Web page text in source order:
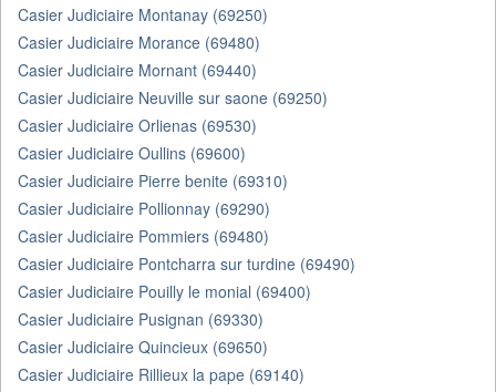
Casier Judiciaire Montanay (69250)
Casier Judiciaire Morance (69480)
Casier Judiciaire Mornant (69440)
Casier Judiciaire Neuville sur saone (69250)
Casier Judiciaire Orlienas (69530)
Casier Judiciaire Oullins (69600)
Casier Judiciaire Pierre benite (69310)
Casier Judiciaire Pollionnay (69290)
Casier Judiciaire Pommiers (69480)
Casier Judiciaire Pontcharra sur turdine (69490)
Casier Judiciaire Pouilly le monial (69400)
Casier Judiciaire Pusignan (69330)
Casier Judiciaire Quincieux (69650)
Casier Judiciaire Rillieux la pape (69140)